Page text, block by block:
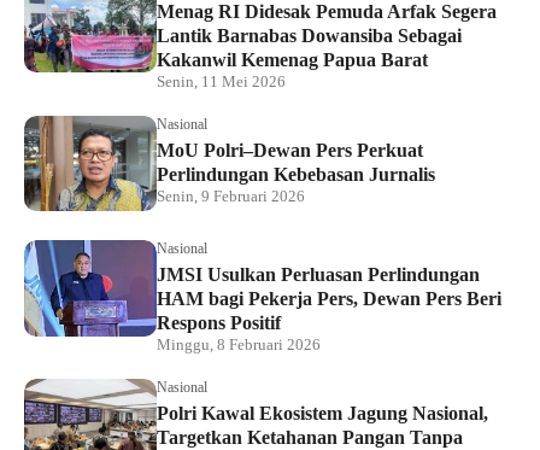
Menag RI Didesak Pemuda Arfak Segera
Lantik Barnabas Dowansiba Sebagai
Kakanwil Kemenag Papua Barat
Senin, 11 Mei 2026
Nasional
MoU Polri–Dewan Pers Perkuat
Perlindungan Kebebasan Jurnalis
Senin, 9 Februari 2026
Nasional
JMSI Usulkan Perluasan Perlindungan
HAM bagi Pekerja Pers, Dewan Pers Beri
Respons Positif
Minggu, 8 Februari 2026
Nasional
Polri Kawal Ekosistem Jagung Nasional,
Targetkan Ketahanan Pangan Tanpa